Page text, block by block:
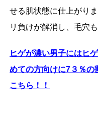
せる肌状態に仕上がり
リ負けが解消し、毛穴
ヒゲが濃い男子にはヒ
めての方向けに7３％の
こちら！！